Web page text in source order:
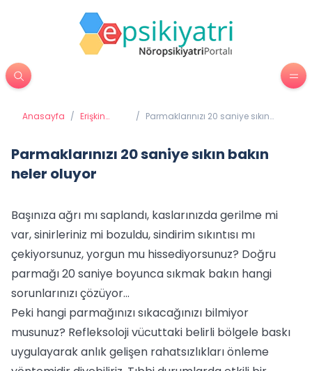
Anasayfa / Erişkin
/ Parmaklarınızı 20 saniye sıkın
Parmaklarınızı 20 saniye sıkın bakın
neler oluyor
Başınıza ağrı mı saplandı, kaslarınızda gerilme mi
var, sinirleriniz mi bozuldu, sindirim sıkıntısı mı
çekiyorsunuz, yorgun mu hissediyorsunuz? Doğru
parmağı 20 saniye boyunca sıkmak bakın hangi
sorunlarınızı çözüyor...
Peki hangi parmağınızı sıkacağınızı bilmiyor
musunuz? Refleksoloji vücuttaki belirli bölgele baskı
uygulayarak anlık gelişen rahatsızlıkları önleme